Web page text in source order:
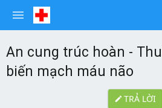
An cung trúc hoàn -
biến mạch máu não
TRẢ LỜI